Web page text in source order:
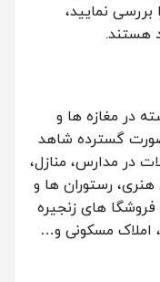
نمایید،
هستند.
در مغازه ها و
صورت گسترده شاهد
در مدارس، منازل،
رستوران ها و
های زنجیره
املاک مسکونی و…